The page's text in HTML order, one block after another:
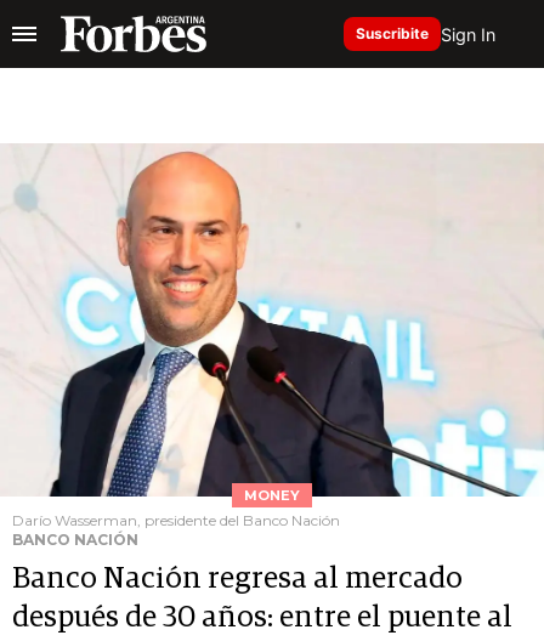
Suscribite Sign In
MONEY
Darío Wasserman, presidente del Banco Nación
BANCO NACIÓN
Banco Nación regresa al mercado
después de 30 años: entre el puente al